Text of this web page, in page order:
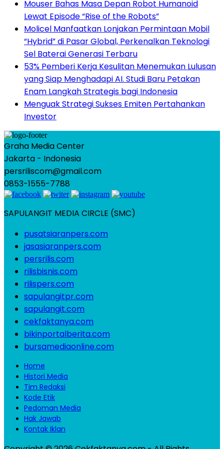
Mouser Bahas Masa Depan Robot Humanoid
Lewat Episode “Rise of the Robots”
Molicel Manfaatkan Lonjakan Permintaan Mobil
“Hybrid” di Pasar Global, Perkenalkan Teknologi
Sel Baterai Generasi Terbaru
53% Pemberi Kerja Kesulitan Menemukan Lulusan
yang Siap Menghadapi AI. Studi Baru Petakan
Enam Langkah Strategis bagi Indonesia
Menguak Strategi Sukses Emiten Pertahankan
Investor
Graha Media Center
Jakarta - Indonesia
persriliscom@gmail.com
0853-1555-7788
SAPULANGIT MEDIA CIRCLE (SMC)
pusatsiaranpers.com
jasasiaranpers.com
persrilis.com
rilisbisnis.com
rilispers.com
sapulangitpr.com
sapulangit.com
cekfaktanya.com
bikinportalberita.com
bursamediaonline.com
Home
Histori Media
Tim Redaksi
Kode Etik
Pedoman Media
Hak Jawab
Kontak Iklan